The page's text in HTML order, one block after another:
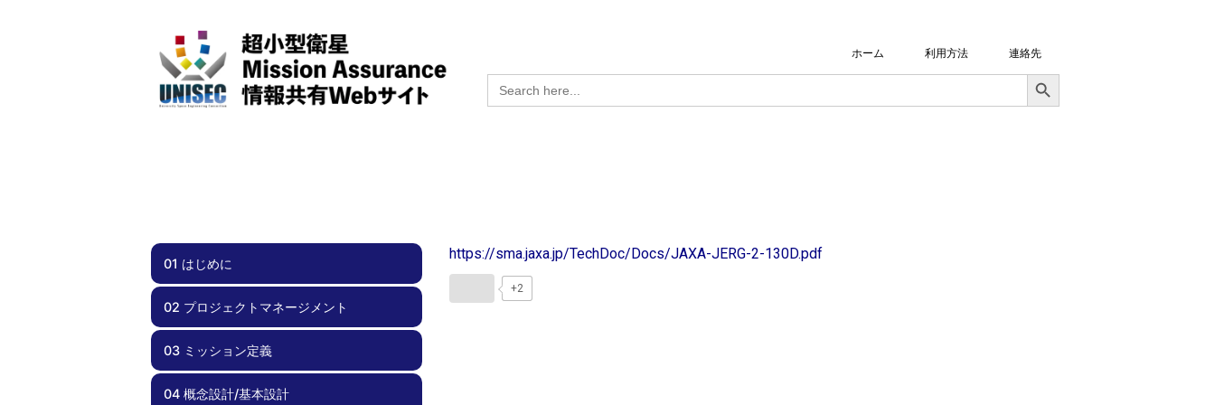
ホーム 利用方法 連絡先
Search
for:
Search Button
01 はじめに
01.00 はじめに
02 プロジェクトマネージメント
02.00 プロジェクトマネージメント
02.01 スケジュール管理
02.02 チーム体制
02.03 効率化
02.04 周波数調整・電波免許
02.05 安全要求への適合
02.06 文書管理
02.07 不具合管理
02.08 外部ステークホルダとの関係
02.09 資金計画
03 ミッション定義
03.00 ミッション定義
03.01 実現性
03.02 サクセスクライテリア
03.03 ミッションシナリオ
03.04 リスク管理
04 概念設計/基本設計
https://sma.jaxa.jp/TechDoc/Docs/JAXA-JERG-2-130D.pdf
+2